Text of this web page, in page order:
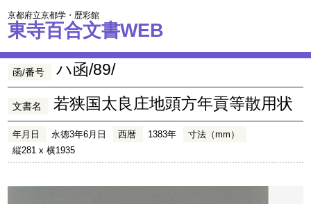
京都府立京都学・歴彩館
東寺百合文書WEB
函/番号 ハ函/89/
文書名 若狭国太良庄地頭方年貢等散用状
年月日 永徳3年6月日 西暦 1383年
寸法（mm）
縦281 x 横1935